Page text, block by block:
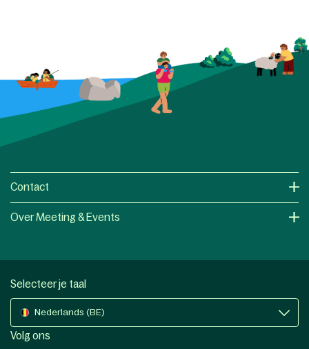
Contact
Over Meeting & Events
Selecteer je taal
Nederlands (BE)
Volg ons